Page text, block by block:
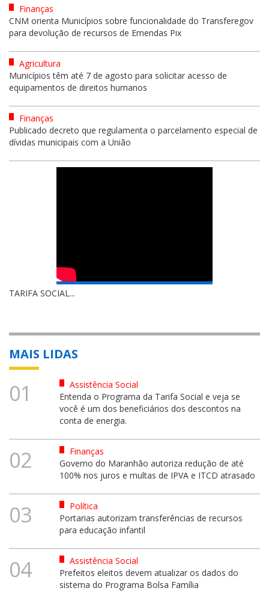
Finanças
CNM orienta Municípios sobre funcionalidade do Transferegov
para devolução de recursos de Emendas Pix
Agricultura
Municípios têm até 7 de agosto para solicitar acesso de
equipamentos de direitos humanos
Finanças
Publicado decreto que regulamenta o parcelamento especial de
dívidas municipais com a União
TARIFA SOCIAL...
MAIS LIDAS
01
Assistência Social
Entenda o Programa da Tarifa Social e veja se
você é um dos beneficiários dos descontos na
conta de energia.
02
Finanças
Governo do Maranhão autoriza redução de até
100% nos juros e multas de IPVA e ITCD atrasado
03
Política
Portarias autorizam transferências de recursos
para educação infantil
04
Assistência Social
Prefeitos eleitos devem atualizar os dados do
sistema do Programa Bolsa Família